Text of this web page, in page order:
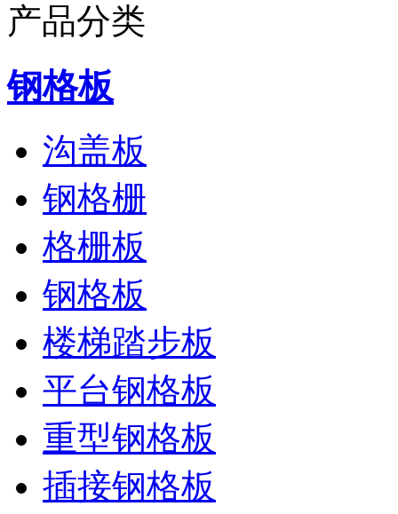
产品分类
钢格板
沟盖板
钢格栅
格栅板
钢格板
楼梯踏步板
平台钢格板
重型钢格板
插接钢格板